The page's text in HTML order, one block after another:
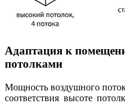
Адаптация к
потолками
Мощность воздушного
соответствия высоте